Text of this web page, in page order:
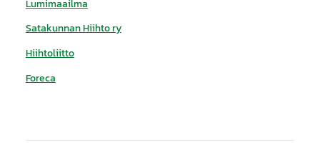
Lumimaailma
Satakunnan Hiihto ry
Hiihtoliitto
Foreca